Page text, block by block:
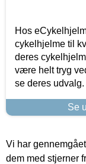
Hos
cykelhjelme til
deres
være helt tryg
se deres udvalg.
Se
Vi har
dem med stjerner